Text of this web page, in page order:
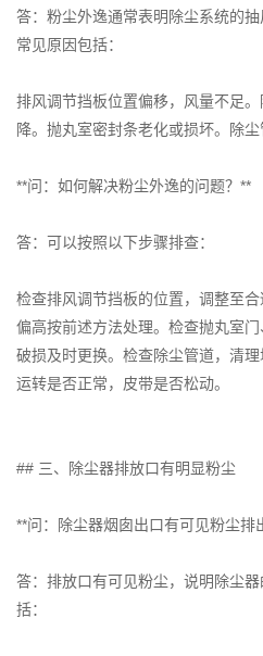
答：粉尘外逸通常表明除尘系统的抽
常见原因包括：
排风调节挡板位置偏移，风量不足
降。抛丸室密封条老化或损坏。除尘
**问：如何解决粉尘外逸的问题？**
答：可以按照以下步骤排查：
检查排风调节挡板的位置，调整至
偏高按前述方法处理。检查抛丸室
破损及时更换。检查除尘管道，清
运转是否正常，皮带是否松动。
## 三、除尘器排放口有明显粉尘
**问：除尘器烟囱出口有可见粉尘排
答：排放口有可见粉尘，说明除尘
括：